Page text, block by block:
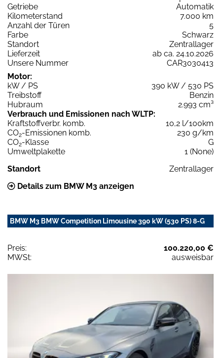
Getriebe
Automatik
Kilometerstand
7.000 km
Anzahl der Türen
5
Farbe
Schwarz
Standort
Zentrallager
Lieferzeit
ab ca. 24.10.2026
Unsere Nummer
CAR3030413
Motor:
kW / PS
390 kW / 530 PS
Treibstoff
Benzin
Hubraum
2.993 cm³
Verbrauch und Emissionen nach WLTP:
Kraftstoffverbr. komb.
10,2 l/100km
CO2-Emissionen komb.
230 g/km
CO2-Klasse
G
Umweltplakette
1 (None)
Standort
Zentrallager
Details zum BMW M3 anzeigen
BMW M3 BMW Competition Limousine 390 kW (530 PS) 8-G
Preis:
100.220,00 €
MWSt:
ausweisbar